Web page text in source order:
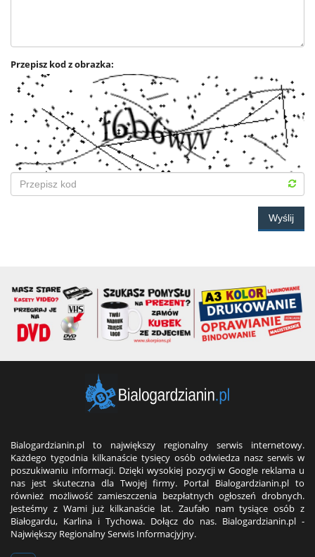
Przepisz kod z obrazka:
Wyślij
Bialogardzianin.pl to największy regionalny serwis internetowy.
Każdego tygodnia kilkanaście tysięcy osób odwiedza nasz serwis w
poszukiwaniu informacji. Dzięki wysokiej pozycji w Google reklama u
nas jest skuteczna dla Twojej firmy. Portal Bialogardzianin.pl to
również możliwość zamieszczenia bezpłatnych ogłoszeń drobnych.
Jesteśmy z Wami już kilkanaście lat. Zaufało nam tysiące osób z
Białogardu, Karlina i Tychowa. Dołącz do nas. Bialogardzianin.pl -
Największy Regionalny Serwis Informacjyjny.